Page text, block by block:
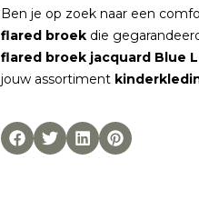
Ben je op zoek naar een
flared broek die
flared broek jacquard Blue
jouw assortiment